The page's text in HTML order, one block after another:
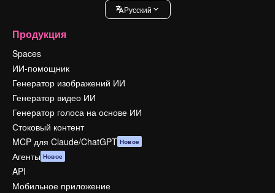
Pусский
Продукция
Spaces
ИИ-помощник
Генератор изображений ИИ
Генератор видео ИИ
Генератор голоса на основе ИИ
Стоковый контент
MCP для Claude/ChatGPT Новое
Агенты Новое
API
Мобильное приложение